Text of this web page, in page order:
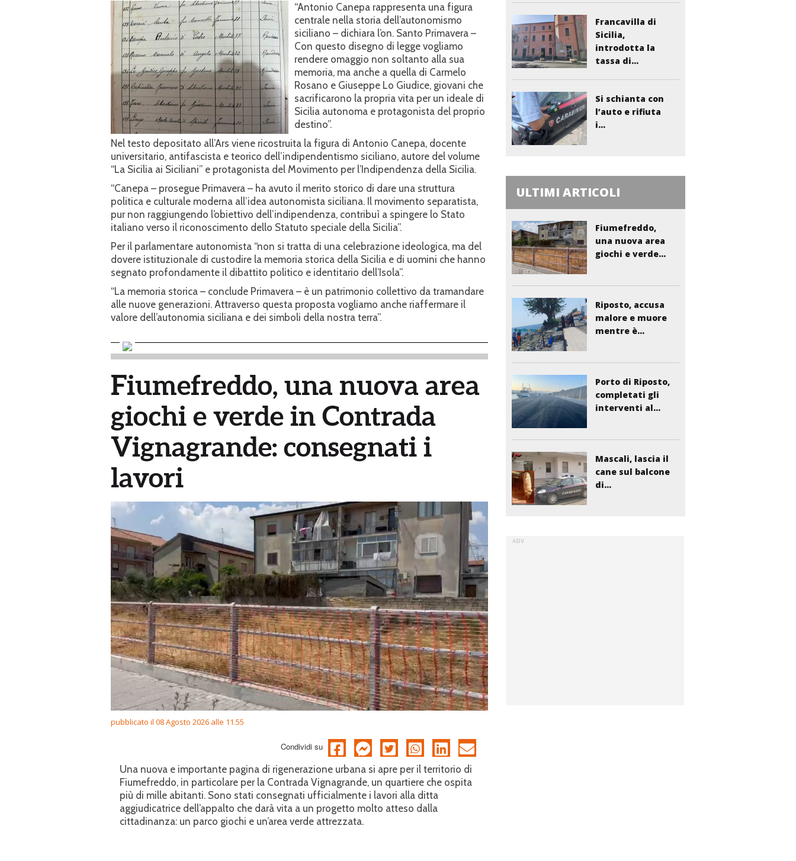
“Antonio Canepa rappresenta una figura
centrale nella storia dell’autonomismo
siciliano – dichiara l’on. Santo Primavera –
Con questo disegno di legge vogliamo
rendere omaggio non soltanto alla sua
memoria, ma anche a quella di Carmelo
Rosano e Giuseppe Lo Giudice, giovani che
sacrificarono la propria vita per un ideale di
Sicilia autonoma e protagonista del proprio
destino”.
Nel testo depositato all’Ars viene ricostruita la figura di Antonio Canepa, docente
universitario, antifascista e teorico dell’indipendentismo siciliano, autore del volume
“La Sicilia ai Siciliani” e protagonista del Movimento per l’Indipendenza della Sicilia.
“Canepa – prosegue Primavera – ha avuto il merito storico di dare una struttura
politica e culturale moderna all’idea autonomista siciliana. Il movimento separatista,
pur non raggiungendo l’obiettivo dell’indipendenza, contribuì a spingere lo Stato
italiano verso il riconoscimento dello Statuto speciale della Sicilia”.
Per il parlamentare autonomista “non si tratta di una celebrazione ideologica, ma del
dovere istituzionale di custodire la memoria storica della Sicilia e di uomini che hanno
segnato profondamente il dibattito politico e identitario dell’Isola”.
“La memoria storica – conclude Primavera – è un patrimonio collettivo da tramandare
alle nuove generazioni. Attraverso questa proposta vogliamo anche riaffermare il
valore dell’autonomia siciliana e dei simboli della nostra terra”.
Fiumefreddo, una nuova area
giochi e verde in Contrada
Vignagrande: consegnati i
lavori
pubblicato il 08 Agosto 2026 alle 11.55
Condividi su
Una nuova e importante pagina di rigenerazione urbana si apre per il territorio di
Fiumefreddo, in particolare per la Contrada Vignagrande, un quartiere che ospita
più di mille abitanti. Sono stati consegnati ufficialmente i lavori alla ditta
aggiudicatrice dell’appalto che darà vita a un progetto molto atteso dalla
cittadinanza: un parco giochi e un’area verde attrezzata.
Francavilla di
Sicilia,
introdotta la
tassa di...
Si schianta con
l’auto e rifiuta
i...
ULTIMI ARTICOLI
Fiumefreddo,
una nuova area
giochi e verde...
Riposto, accusa
malore e muore
mentre è...
Porto di Riposto,
completati gli
interventi al...
Mascali, lascia il
cane sul balcone
di...